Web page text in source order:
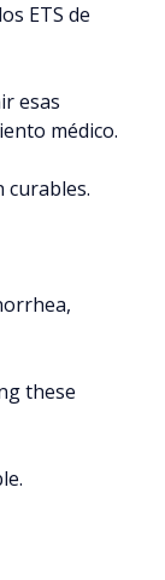
ETS de
esas
médico.
curables.
these